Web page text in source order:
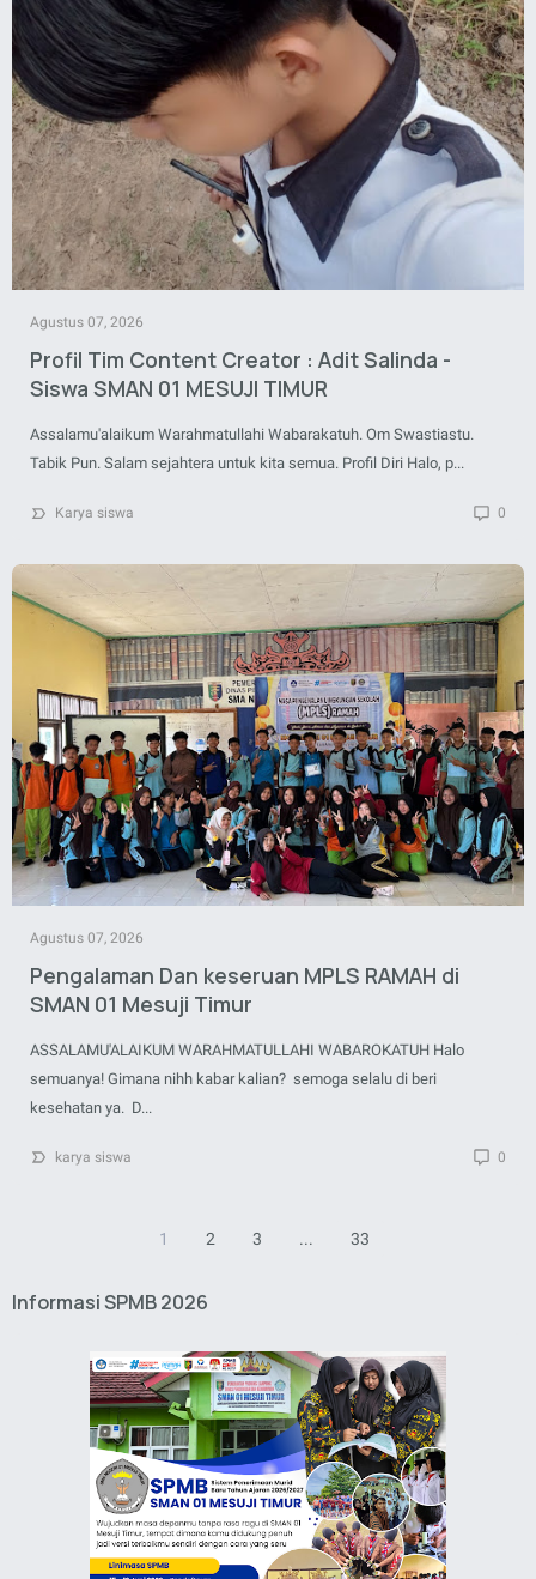
Agustus 07, 2026
Profil Tim Content Creator : Adit Salinda -
Siswa SMAN 01 MESUJI TIMUR
Assalamu'alaikum Warahmatullahi Wabarakatuh. Om Swastiastu.
Tabik Pun. Salam sejahtera untuk kita semua. Profil Diri Halo, p...
Karya siswa 0
Agustus 07, 2026
Pengalaman Dan keseruan MPLS RAMAH di
SMAN 01 Mesuji Timur
ASSALAMU'ALAIKUM WARAHMATULLAHI WABAROKATUH Halo
semuanya! Gimana nihh kabar kalian? semoga selalu di beri
kesehatan ya. D...
karya siswa 0
1 2 3 ... 33
Informasi SPMB 2026